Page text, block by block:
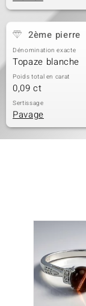
2ème pierre
Dénomination exacte
Topaze blanche
Poids total en carat
0,09 ct
Sertissage
Pavage